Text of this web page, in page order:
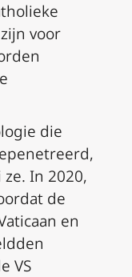
voor
die
In 2020,
de
en
VS